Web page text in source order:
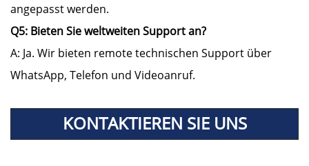
angepasst werden.
Q5: Bieten Sie weltweiten Support an?
A: Ja. Wir bieten remote technischen Support über
WhatsApp, Telefon und Videoanruf.
KONTAKTIEREN SIE UNS